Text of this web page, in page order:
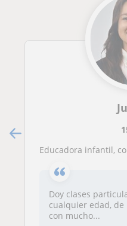
Educadora infantil, con un 1 año de experiencia y
Doy clases
cualquier edad,
con mucho...